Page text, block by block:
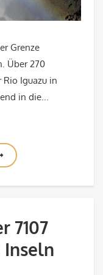
Grenze
Über 270
Rio Iguazu in
in die...
7107